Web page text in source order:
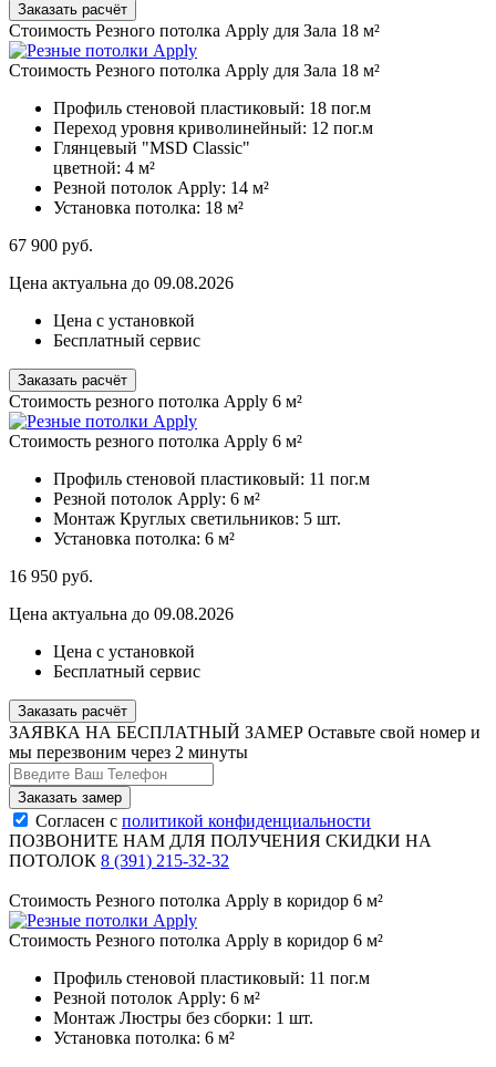
Заказать расчёт
Стоимость Резного потолка Apply для Зала 18 м²
Стоимость Резного потолка Apply для Зала 18 м²
Профиль стеновой пластиковый: 18 пог.м
Переход уровня криволинейный: 12 пог.м
Глянцевый "MSD Classic"
цветной: 4 м²
Резной потолок Apply: 14 м²
Установка потолка: 18 м²
67 900 руб.
Цена актуальна до 09.08.2026
Цена с установкой
Бесплатный сервис
Заказать расчёт
Стоимость резного потолка Apply 6 м²
Стоимость резного потолка Apply 6 м²
Профиль стеновой пластиковый: 11 пог.м
Резной потолок Apply: 6 м²
Монтаж Круглых светильников: 5 шт.
Установка потолка: 6 м²
16 950 руб.
Цена актуальна до 09.08.2026
Цена с установкой
Бесплатный сервис
Заказать расчёт
ЗАЯВКА НА БЕСПЛАТНЫЙ ЗАМЕР Оставьте свой номер и
мы перезвоним через 2 минуты
Согласен с политикой конфиденциальности
ПОЗВОНИТЕ НАМ ДЛЯ ПОЛУЧЕНИЯ СКИДКИ НА
ПОТОЛОК 8 (391) 215-32-32
Стоимость Резного потолка Apply в коридор 6 м²
Стоимость Резного потолка Apply в коридор 6 м²
Профиль стеновой пластиковый: 11 пог.м
Резной потолок Apply: 6 м²
Монтаж Люстры без сборки: 1 шт.
Установка потолка: 6 м²